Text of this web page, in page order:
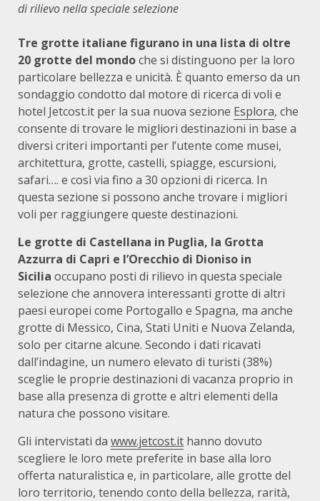
di rilievo nella speciale selezione
Tre grotte italiane figurano in una lista di oltre
20 grotte del mondoche si distinguono per la loro
particolare bellezza e unicità. È quanto emerso da un
sondaggio condotto dal motore di ricerca di voli e
hotel Jetcost.it per la sua nuova sezione Esplora, che
consente di trovare le migliori destinazioni in base a
diversi criteri importanti per l’utente come musei,
architettura, grotte, castelli, spiagge, escursioni,
safari…. e così via fino a 30 opzioni di ricerca. In
questa sezione si possono anche trovare i migliori
voli per raggiungere queste destinazioni.
Le grotte di Castellana in Puglia, la Grotta
Azzurra di Capri e l’Orecchio di Dioniso in
Sicilia occupano posti di rilievo in questa speciale
selezione che annovera interessanti grotte di altri
paesi europei come Portogallo e Spagna, ma anche
grotte di Messico, Cina, Stati Uniti e Nuova Zelanda,
solo per citarne alcune. Secondo i dati ricavati
dall’indagine, un numero elevato di turisti (38%)
sceglie le proprie destinazioni di vacanza proprio in
base alla presenza di grotte e altri elementi della
natura che possono visitare.
Gli intervistati da www.jetcost.it hanno dovuto
scegliere le loro mete preferite in base alla loro
offerta naturalistica e, in particolare, alle grotte del
loro territorio, tenendo conto della bellezza, rarità,